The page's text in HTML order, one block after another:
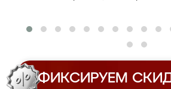
ФИКСИРУЕМ